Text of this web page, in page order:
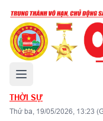
Mở menu chính
THỜI SỰ
Thứ ba, 19/05/2026, 13:23